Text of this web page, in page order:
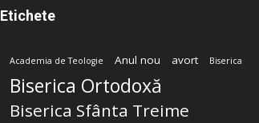
Etichete
Academia de Teologie Anul nou avort Biserica
Biserica Ortodoxă
Biserica Sfânta Treime